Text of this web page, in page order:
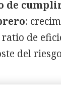
de
:
de
del